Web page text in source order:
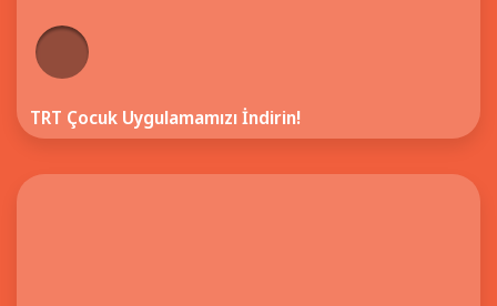
TRT Çocuk Uygulamamızı İndirin!